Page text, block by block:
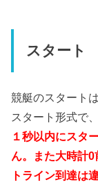
スタート
競艇のスタート
スタート形式で
１秒以内にスタ
ん。また大時計
トライン到達は